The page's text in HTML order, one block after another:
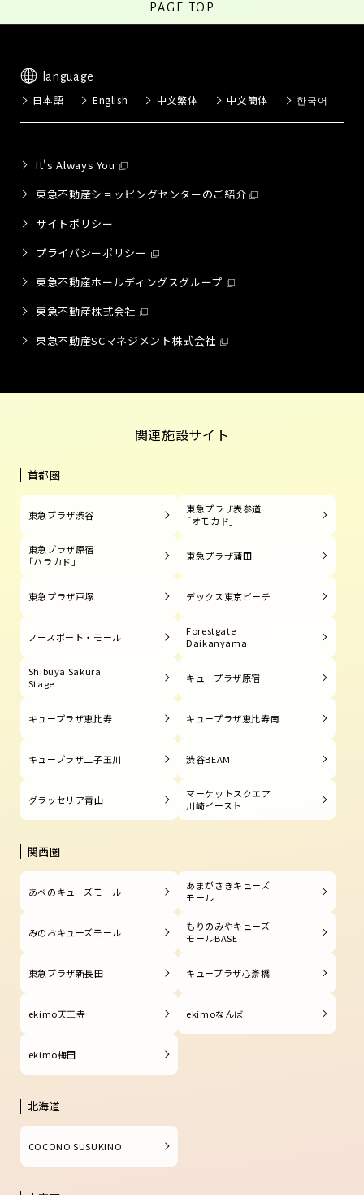
PAGE TOP
language
日本語 English 中文繁体 中文簡体 한국어
It's Always You
東急不動産ショッピングセンターのご紹介
サイトポリシー
プライバシーポリシー
東急不動産ホールディングスグループ
東急不動産株式会社
東急不動産SCマネジメント株式会社
関連施設サイト
首都圏
東急プラザ渋谷
東急プラザ表参道
「オモカド」
東急プラザ原宿
「ハラカド」
東急プラザ蒲田
東急プラザ戸塚 デックス東京ビーチ
ノースポート・モール
Forestgate
Daikanyama
Shibuya Sakura
Stage
キュープラザ原宿
キュープラザ恵比寿 キュープラザ恵比寿南
キュープラザ二子玉川 渋谷BEAM
グラッセリア青山
マーケットスクエア
川崎イースト
関西圏
あべのキューズモール
あまがさきキューズ
モール
みのおキューズモール
もりのみやキューズ
モールBASE
東急プラザ新長田 キュープラザ心斎橋
ekimo天王寺 ekimoなんば
ekimo梅田
北海道
COCONO SUSUKINO